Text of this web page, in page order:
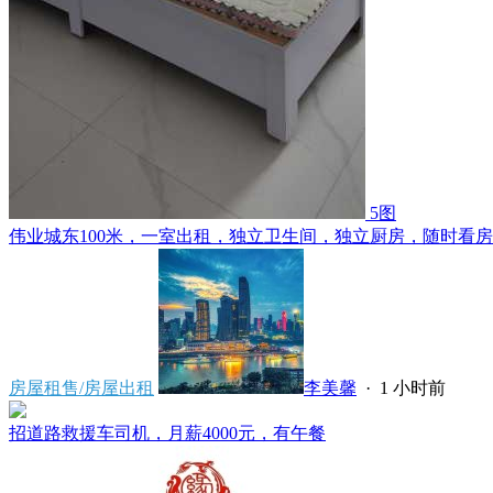
5图
伟业城东100米，一室出租，独立卫生间，独立厨房，随时看
房屋租售/房屋出租 李美馨 · 1 小时前
招道路救援车司机，月薪4000元，有午餐